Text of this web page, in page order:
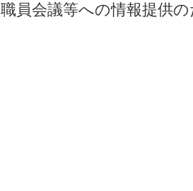
員会議等への情報提供の